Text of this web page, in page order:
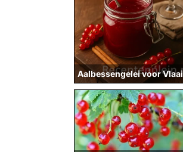
Aalbessengelei voor Vlaai